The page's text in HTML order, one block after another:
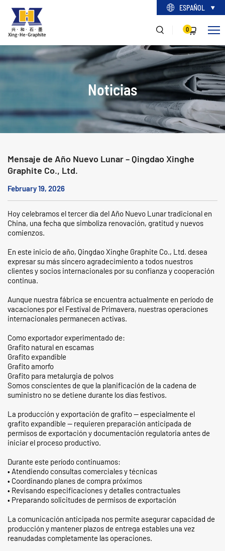
ESPAÑOL
0
Noticias
Mensaje de Año Nuevo Lunar – Qingdao Xinghe
Graphite Co., Ltd.
February 19, 2026
Hoy celebramos el tercer día del Año Nuevo Lunar tradicional en
China, una fecha que simboliza renovación, gratitud y nuevos
comienzos.
En este inicio de año, Qingdao Xinghe Graphite Co., Ltd. desea
expresar su más sincero agradecimiento a todos nuestros
clientes y socios internacionales por su confianza y cooperación
continua.
Aunque nuestra fábrica se encuentra actualmente en período de
vacaciones por el Festival de Primavera, nuestras operaciones
internacionales permanecen activas.
Como exportador experimentado de:
Grafito natural en escamas
Grafito expandible
Grafito amorfo
Grafito para metalurgia de polvos
Somos conscientes de que la planificación de la cadena de
suministro no se detiene durante los días festivos.
La producción y exportación de grafito — especialmente el
grafito expandible — requieren preparación anticipada de
permisos de exportación y documentación regulatoria antes de
iniciar el proceso productivo.
Durante este período continuamos:
• Atendiendo consultas comerciales y técnicas
• Coordinando planes de compra próximos
• Revisando especificaciones y detalles contractuales
• Preparando solicitudes de permisos de exportación
La comunicación anticipada nos permite asegurar capacidad de
producción y mantener plazos de entrega estables una vez
reanudadas completamente las operaciones.